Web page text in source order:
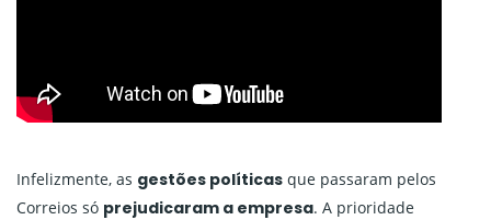
Infelizmente, as gestões políticas que passaram pelos
Correios só prejudicaram a empresa. A prioridade